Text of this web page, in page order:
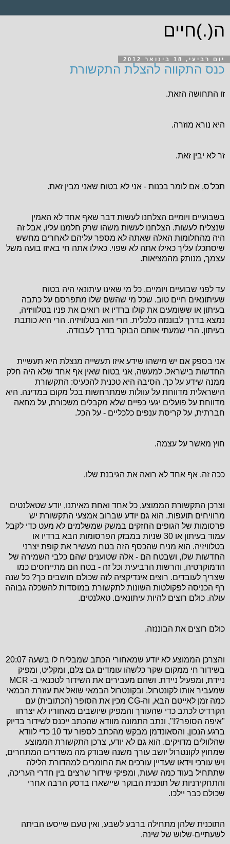
ה(.)חיים
יום רביעי, 18 בינואר 2012
כנס התקווה להצלת התקשורת
זו התחושה הזאת.
היא נורא מוזרה.
זר לא יבין זאת.
תכל'ס, אם לומר בכנות - אני לא בטוח שאני מבין זאת.
בשבועיים ויומיים הצלחנו לעשות דבר שאף אחד לא האמין
שנצליח לעשות. הצלחנו לעשות משהו שרק חלמנו עליו, אבל זה
היה מהחלומות האלה שאתה לא מספר עליהם לאחרים מחשש
שיסתכלו עליך כאילו אתה לא שפוי. כאילו אתה חי באיזו בועה משל
עצמך, מנותק מהמציאות.
עד לפני שבועיים ויומיים, כל מי שאינו עיתונאי היה בטוח
שעיתונאים חיים טוב. שכל מי שהשם שלו מתפרסם על כתבה
בעיתון או ששומעים את קולו ברדיו או רואים את פניו בטלוויזיה,
נמצא בדרך לבוננזה כלכלית. הרי הוא בטלוויזיה. הרי היא כותבת
בעיתון. הרי שמעתי אותם הבוקר בדרך לעבודה.
אני בספק אם יש מישהו שידע איזו תעשייה מנצלת היא תעשיית
החדשות בישראל. למעשה, אני בטוח שאין אף אחד שלא היה חלק
ממנה שידע על כך. הסיבה היא טכנית להכעיס: התקשורת
הישראלית מדווחת על עוולות שמתרחשות בכל מקום במדינה. היא
מדווחת על פועלים יגעי כפיים שלא מקבלים משכורת, על מחאה
חברתית, על קריסת ענפים כלכליים - על הכל.
חוץ מאשר על עצמה.
ככה זה. אף אחד לא רואה את הגיבנת שלו.
וצרכן התקשורת הממוצע, כל אחד ואחת מאיתנו, יודע שטאלנטים
מרוויחים תועפות. הוא גם יודע שברוב אמצעי התקשורת יש
פרסומות של הגופים החזקים במשק שמשלמים לא מעט כדי לקבל
עמוד בעיתון או 30 שניות במבזק הפרסומות הבא ברדיו או
בטלוויזיה. הוא מניח שהכסף הזה בטח מעשיר את קופת יצרני
החדשות שלו, ושבטח הם - אלה שטוענים שהם כלבי השמירה של
הדמוקרטיה, והרשות הרביעית וכל זה - בטח הם מתייחסים כמו
שצריך לעובדים. רוצים אינדיקציה לזה שכולם חושבים כך? כל שנה
רף הכניסה לפקולטות השונות לתקשורת במוסדות להשכלה גבוהה
עולה. כולם רוצים להיות עיתונאים. טאלנטים.
כולם רוצים את הבוננזה.
והצרכן הממוצע לא יודע שמאחורי הכתב שמבליח לו בשעה 20:07
בשידור חי ממקום שקר כלשהו עומדים גם צלם, ומקליט, ומפיק
ניידת, ומפעיל ניידת. ושהם מעבירים את השידור לטכנאי ב- MCR
שמעביר אותו לקונטרול. ובקונטרול הבמאי שואל את עוזרת הבמאי
כמה זמן לאייטם הבא, וה-CG מכין את הסופר (הכתובית) עם
הקרדיט לכתב כדי שהעורך והמפיק שיושבים מאחוריו לא יצרחו
"איפה הסופר?!", ונתב התמונה מוודא שהכתב ייכנס לשידור בדיוק
ברגע הנכון, והסאונדמן מבקש מהכתב לספור עד 10 כדי לוודא
שהלוולים מדויקים. הוא גם לא יודע, צרכן התקשורת הממוצע
שמחוץ לקונטרול יושב עורך משנה שבודק מה משדרים המתחרים,
ויש עורכי וידאו שעדיין עורכים את החומרים למהדורת הלילה
שתתחיל בעוד כמה שעות, ומפיקי שידור שרצים בין חדרי העריכה,
והתחקירניות של תוכנית הבוקר שיישארו בדסק הרבה אחרי
שכולם כבר יילכו.
התוכנית שלהן מתחילה ברבע לשבע, ואין טעם שייסעו הביתה
לשעתיים-שלוש של שינה.